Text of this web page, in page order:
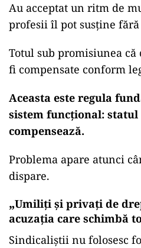
Au acceptat un ritm de
profesii îl pot susține fără
Totul sub promisiunea
fi compensate conform
Aceasta este regula
sistem funcțional:
compensează.
Problema apare atunci
dispare.
„Umiliți și privați de
acuzația care schimbă
Sindicaliștii nu folosesc